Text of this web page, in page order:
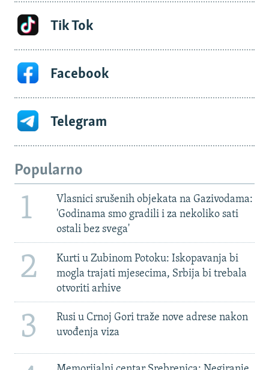
Tik Tok
Facebook
Telegram
Popularno
1
Vlasnici srušenih objekata na Gazivodama:
'Godinama smo gradili i za nekoliko sati
ostali bez svega'
2
Kurti u Zubinom Potoku: Iskopavanja bi
mogla trajati mjesecima, Srbija bi trebala
otvoriti arhive
3
Rusi u Crnoj Gori traže nove adrese nakon
uvođenja viza